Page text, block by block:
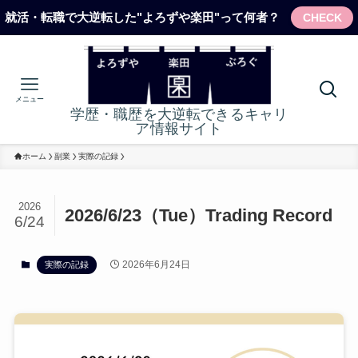
就活・転職で大逆転した"よろずや楽田"って何者？ CHECK
学歴・職歴を大逆転できるキャリ
ア情報サイト
メニュー
ホーム 副業 実際の記録
2026/6/23（Tue）Trading Record
2026
6/24
実際の記録 2026年6月24日